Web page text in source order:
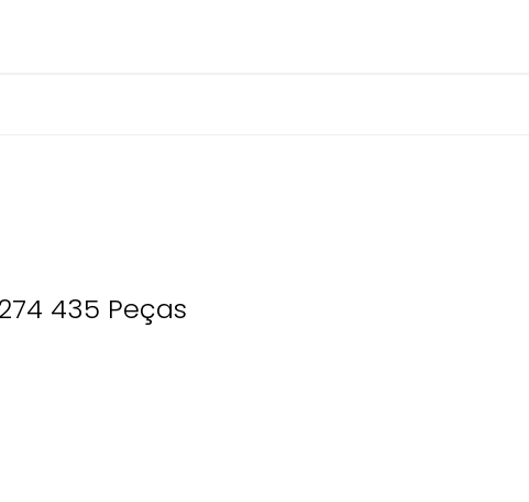
435 Peças